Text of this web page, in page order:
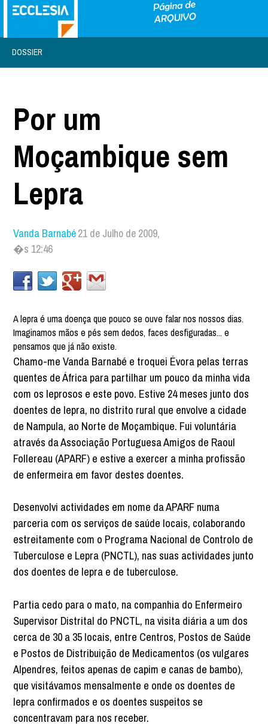
DOSSIER
Por um
Moçambique sem
Lepra
Vanda Barnabé21 de Julho de 2009,
�s 12:46
A lepra é uma doença que pouco se ouve falar nos nossos dias.
Imaginamos mãos e pés sem dedos, faces desfiguradas... e
pensamos que já não existe.
Chamo-me Vanda Barnabé e troquei Évora pelas terras
quentes de África para partilhar um pouco da minha vida
com os leprosos e este povo. Estive 24 meses junto dos
doentes de lepra, no distrito rural que envolve a cidade
de Nampula, ao Norte de Moçambique. Fui voluntária
através da Associação Portuguesa Amigos de Raoul
Follereau (APARF) e estive a exercer a minha profissão
de enfermeira em favor destes doentes.
Desenvolvi actividades em nome da APARF numa
parceria com os serviços de saúde locais, colaborando
estreitamente com o Programa Nacional de Controlo de
Tuberculose e Lepra (PNCTL), nas suas actividades junto
dos doentes de lepra e de tuberculose.
Partia cedo para o mato, na companhia do Enfermeiro
Supervisor Distrital do PNCTL, na visita diária a um dos
cerca de 30 a 35 locais, entre Centros, Postos de Saúde
e Postos de Distribuição de Medicamentos (os vulgares
Alpendres, feitos apenas de capim e canas de bambo),
que visitávamos mensalmente e onde os doentes de
lepra confirmados e os doentes suspeitos se
concentravam para nos receber.